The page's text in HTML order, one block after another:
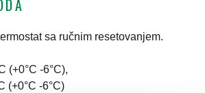
sa ručnim resetovanjem.
(+0°C -6°C),
(+0°C -6°C)